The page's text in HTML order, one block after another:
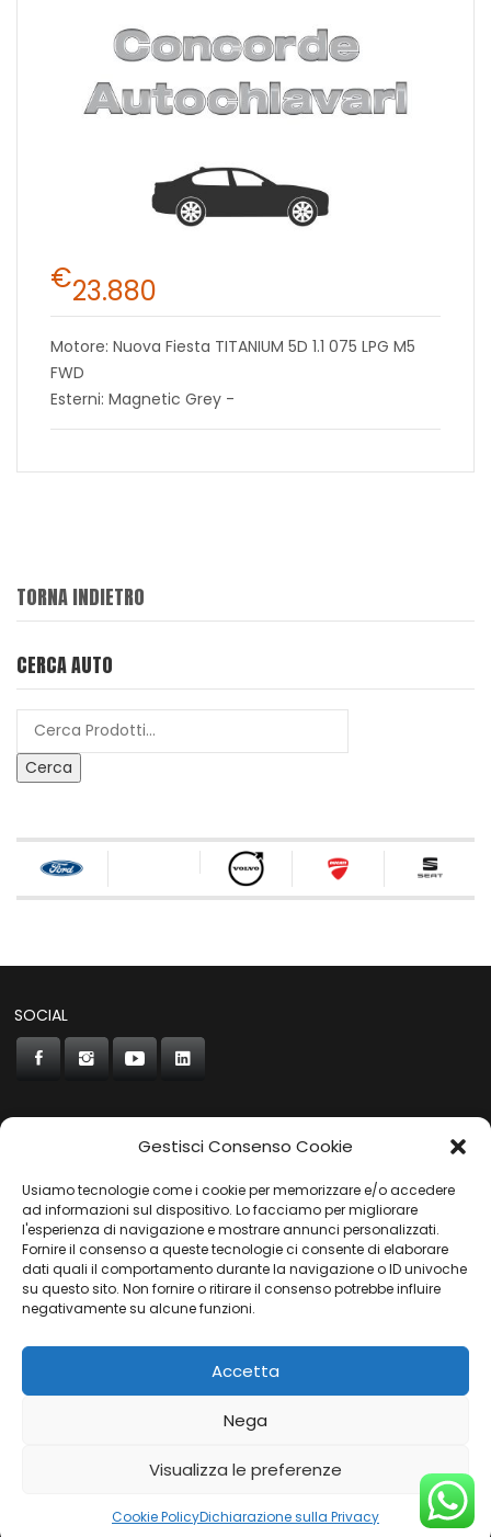
Gestisci Consenso Cookie
Usiamo tecnologie come i cookie per memorizzare e/o accedere
ad informazioni sul dispositivo. Lo facciamo per migliorare
l'esperienza di navigazione e mostrare annunci personalizzati.
Fornire il consenso a queste tecnologie ci consente di elaborare
dati quali il comportamento durante la navigazione o ID univoche
su questo sito. Non fornire o ritirare il consenso potrebbe influire
negativamente su alcune funzioni.
Accetta
Nega
Visualizza le preferenze
Cookie PolicyDichiarazione sulla Privacy
€23.880
Motore: Nuova Fiesta TITANIUM 5D 1.1 075 LPG M5
FWD
Esterni: Magnetic Grey -
TORNA INDIETRO
CERCA AUTO
Cerca
SOCIAL
CONCORDE
AUTOCHIAVARI
Gruppo Carfin SPA |P.IVA: 03859710109 |Sede Legale:
Via L. Perini 50 - 16152 Genova | © 2025
PRIVACY POLICY|COOKIES POLICY